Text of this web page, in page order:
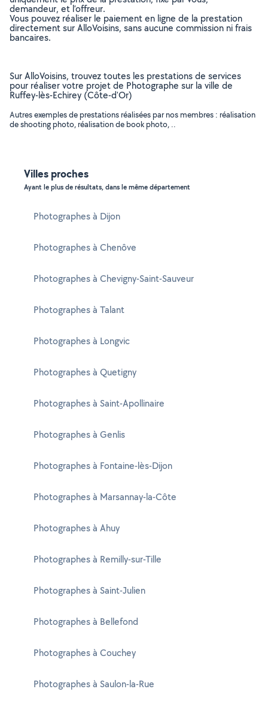
demandeur, et l’offreur.
Vous pouvez réaliser le paiement en ligne de la prestation
directement sur AlloVoisins, sans aucune commission ni frais
bancaires.
Sur AlloVoisins, trouvez toutes les prestations de services
pour réaliser votre projet de Photographe sur la ville de
Ruffey-lès-Echirey (Côte-d'Or)
Autres exemples de prestations réalisées par nos membres : réalisation
de shooting photo, réalisation de book photo, ..
Villes proches
Ayant le plus de résultats, dans le même département
Photographes à Dijon
Photographes à Chenôve
Photographes à Chevigny-Saint-Sauveur
Photographes à Talant
Photographes à Longvic
Photographes à Quetigny
Photographes à Saint-Apollinaire
Photographes à Genlis
Photographes à Fontaine-lès-Dijon
Photographes à Marsannay-la-Côte
Photographes à Ahuy
Photographes à Remilly-sur-Tille
Photographes à Saint-Julien
Photographes à Bellefond
Photographes à Couchey
Photographes à Saulon-la-Rue